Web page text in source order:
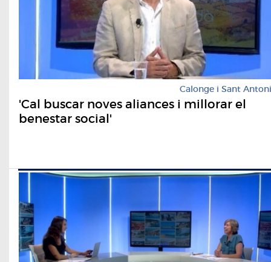
Calonge i Sant Antoni
'Cal buscar noves aliances i millorar el
benestar social'